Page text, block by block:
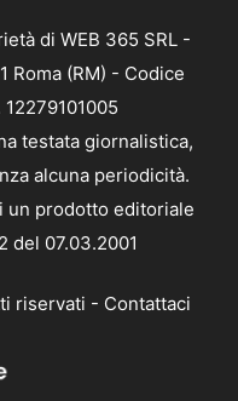
di WEB 365 SRL -
Roma (RM) - Codice
testata giornalistica,
alcuna periodicità.
un prodotto editoriale
del 07.03.2001
riservati - Contattaci